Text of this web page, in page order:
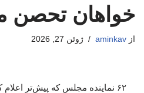
خواهان تحصن
از aminkav ژوئن 27, 2026
۶۲ نماینده مجلس که پیش‌تر